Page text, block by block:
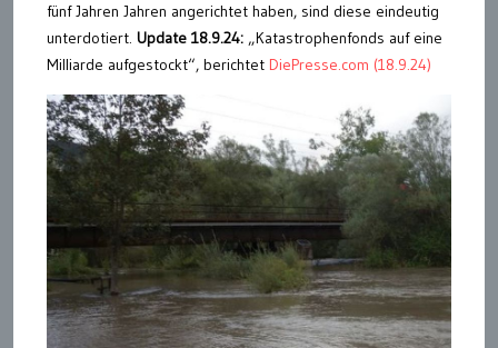
fünf Jahren Jahren angerichtet haben, sind diese eindeutig
unterdotiert. Update 18.9.24: „Katastrophenfonds auf eine
Milliarde aufgestockt“, berichtet DiePresse.com (18.9.24)